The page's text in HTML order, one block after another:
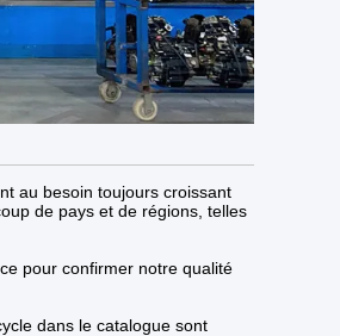
au besoin toujours croissant
de pays et de régions, telles
pour confirmer notre qualité
dans le catalogue sont